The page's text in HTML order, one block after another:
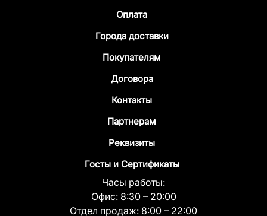
Оплата
Города доставки
Покупателям
Договора
Контакты
Партнерам
Реквизиты
Госты и Сертификаты
Часы работы:
Офис: 8:30 – 20:00
Отдел продаж: 8:00 – 22:00